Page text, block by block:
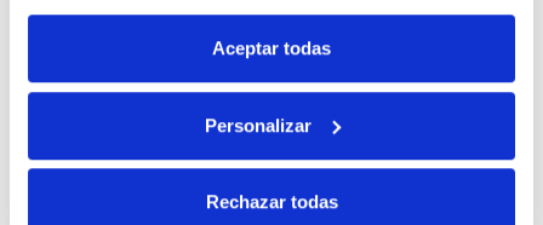
Aceptar todas
Personalizar
Rechazar todas
con tu primera compra.
un 10% de descuento en tu primera compra.